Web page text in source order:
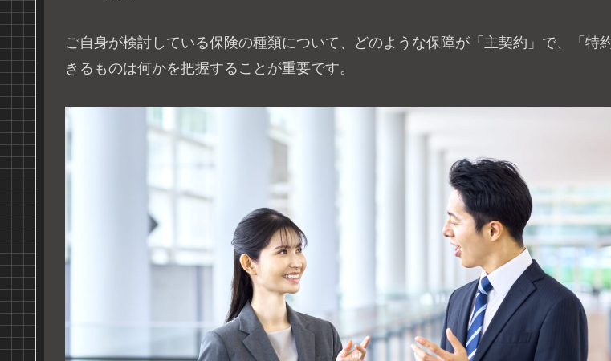
ご自身が検討している保険の種類について、どのような保障が「主契約」で、「特
きるものは何かを把握することが重要です。